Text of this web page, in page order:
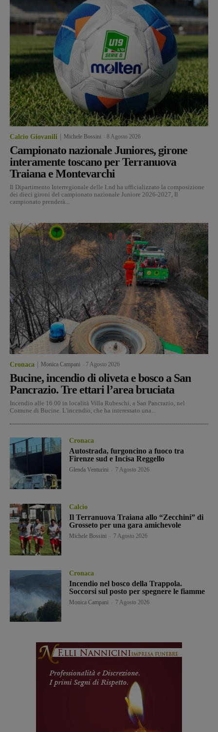
Calcio Giovanili Michele Bossini 8 Agosto 2026
Campionato nazionale Juniores, girone
interamente toscano per Terranuova
Traiana e Montevarchi
Il Dipartimento Interregionale delle Lnd ha ufficializzato la composizione
dei dieci gironi del campionato nazionale Juniore 2026-2027, Il
campionato prenderà...
Cronaca Monica Campani 7 Agosto 2026
Bucine, incendio di oliveta e bosco a San
Pancrazio. Tre ettari l’area bruciata
Incendio alle 16.00 in località Villa Rubeschi, a San Pancrazio, nel
Comune di Bucine. L'incendio, che ha interessato una...
Cronaca
Autostrada, furgoncino a fuoco tra
Firenze sud e Incisa Reggello
Glenda Venturini 7 Agosto 2026
Calcio
Il Terranuova Traiana allo “Zecchini” di
Grosseto per una gara amichevole
Michele Bossini 7 Agosto 2026
Cronaca
Incendio nel bosco della Trappola.
Soccorsi sul posto per spegnere le fiamme
Monica Campani 7 Agosto 2026